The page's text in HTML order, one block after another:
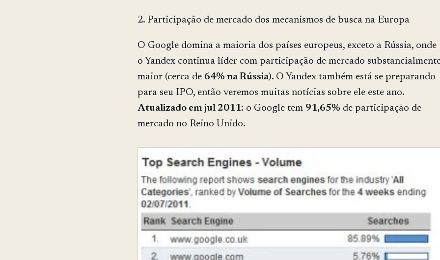
2. Participação de mercado dos mecanismos de busca na Europa
O Google domina a maioria dos países europeus, exceto a Rússia, onde
o Yandex continua líder com participação de mercado
maior (cerca de 64% na Rússia). O Yandex também está se preparando
para seu IPO, então veremos muitas notícias sobre ele este ano.
Atualizado em jul 2011: o Google tem 91,65% de participação de
mercado no Reino Unido.